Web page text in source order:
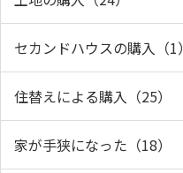
セカンドハウスの購入（1）
住替えによる購入（25）
家が手狭になった（18）